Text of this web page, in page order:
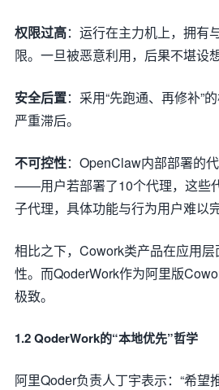
权限过高：运行在主力机上，拥有
限。一旦被恶意利用，后果不堪设想
安全后置：采用“先跑通、再修补”
严重滞后。
不可控性：OpenClaw内部部署的
——用户若部署了10个代理，这些
子代理，具体功能与行为用户难以
相比之下，Cowork类产品在应用
性。而QoderWork作为阿里版
极致。
1.2 QoderWork的“本地优先”哲学
阿里Qoder负责人丁宇表示：“希望